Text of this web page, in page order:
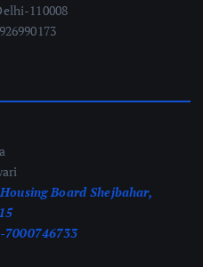
110008
Board Shejbahar,
7000746733